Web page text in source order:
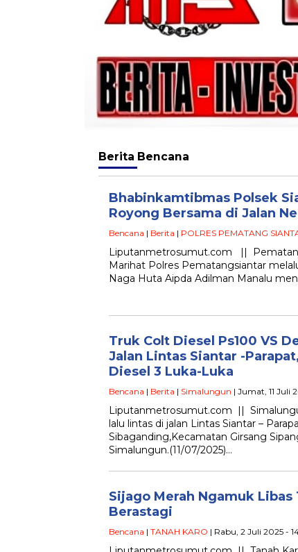
Berita Bencana
Bhabinkamtibmas Polsek
Royong Bersama di Jalan
Bencana | Berita | POLRES PEMATANG
Liputanmetrosumut.com ||
Marihat Polres Pematangsiantar
Naga Huta Aipda Adilman Manalu
Truk Colt Diesel Ps100 VS
Jalan Lintas Siantar -
Diesel 3 Luka-Luka
Bencana | Berita | Simalungun | Jumat, 11 Juli
Liputanmetrosumut.com ||
lalu lintas di jalan Lintas Siantar –
Sibaganding,Kecamatan Girsang
Simalungun.(11/07/2025)…
Sijago Merah Ngamuk
Berastagi
Bencana | TANAH KARO | Rabu, 2 Juli 2025 -